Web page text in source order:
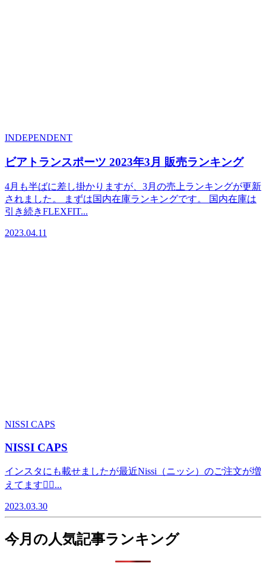
INDEPENDENT
ビアトランスポーツ 2023年3月 販売ランキング
4月も半ばに差し掛かりますが、3月の売上ランキングが更新
されました。 まずは国内在庫ランキングです。 国内在庫は
引き続きFLEXFIT...
2023.04.11
NISSI CAPS
NISSI CAPS
インスタにも載せましたが最近Nissi（ニッシ）のご注文が増
えてます🙇‍♀️...
2023.03.30
今月の人気記事ランキング